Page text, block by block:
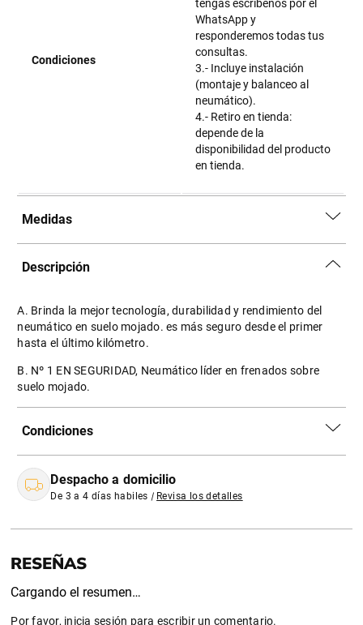
Condiciones
tengas escríbenos por el
WhatsApp y
responderemos todas tus
consultas.
3.- Incluye instalación
(montaje y balanceo al
neumático).
4.- Retiro en tienda:
depende de la
disponibilidad del producto
en tienda.
Medidas
Descripción
A. Brinda la mejor tecnología, durabilidad y rendimiento del
neumático en suelo mojado. es más seguro desde el primer
hasta el último kilómetro.
B. Nº 1 EN SEGURIDAD, Neumático líder en frenados sobre
suelo mojado.
Condiciones
Despacho a domicilio
De 3 a 4 días habiles | Revisa los detalles
Cargando el resumen…
Por favor, inicia sesión para escribir un comentario.